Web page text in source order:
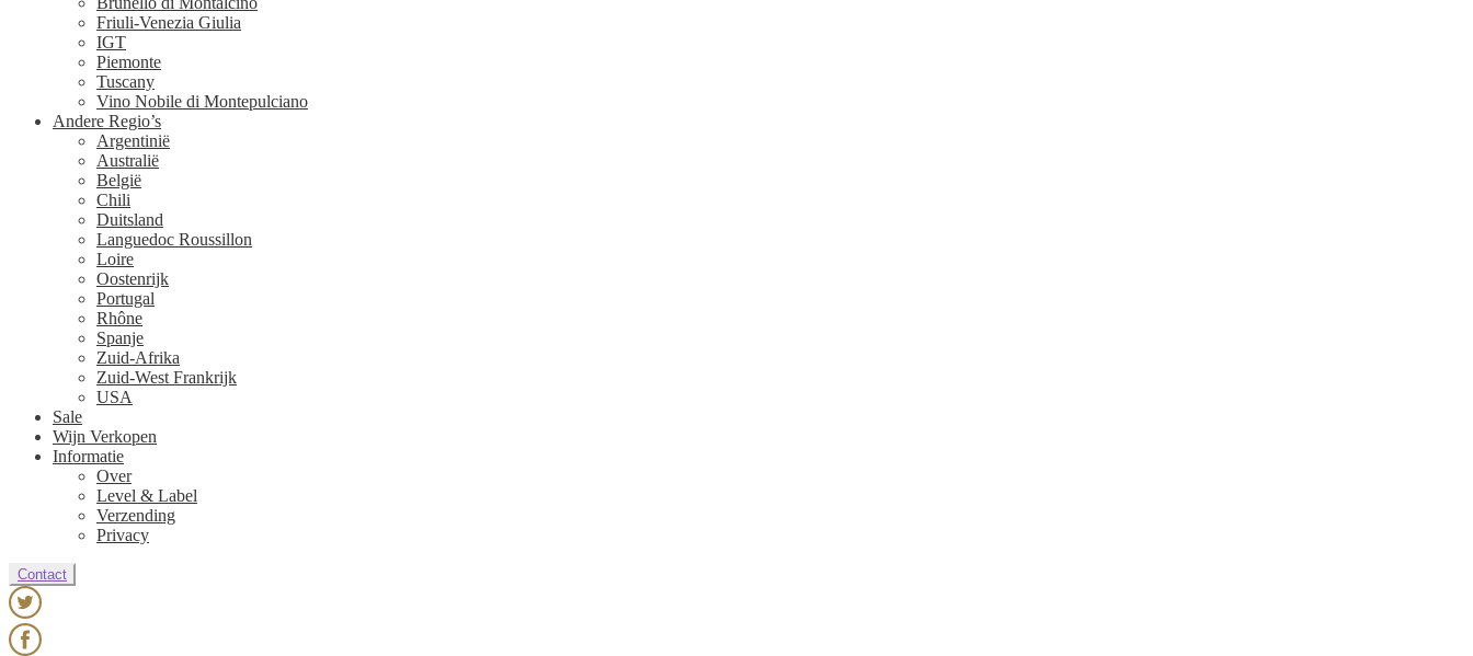
Friuli-Venezia Giulia
IGT
Piemonte
Tuscany
Vino Nobile di Montepulciano
Andere Regio’s
Argentinië
Australië
België
Chili
Duitsland
Languedoc Roussillon
Loire
Oostenrijk
Portugal
Rhône
Spanje
Zuid-Afrika
Zuid-West Frankrijk
USA
Sale
Wijn Verkopen
Informatie
Over
Level & Label
Verzending
Privacy
Contact